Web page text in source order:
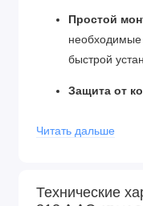
Простой
быстрой
Защита от
воздействия
Читать дальше
Технические